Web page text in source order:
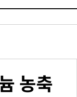
농축